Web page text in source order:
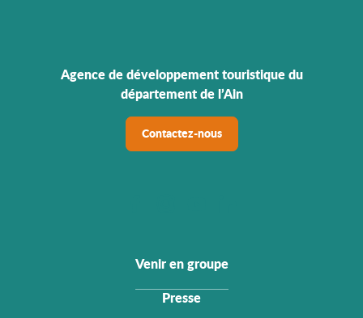
Agence de développement touristique du
département de l’Ain
Contactez-nous
Venir en groupe
Presse